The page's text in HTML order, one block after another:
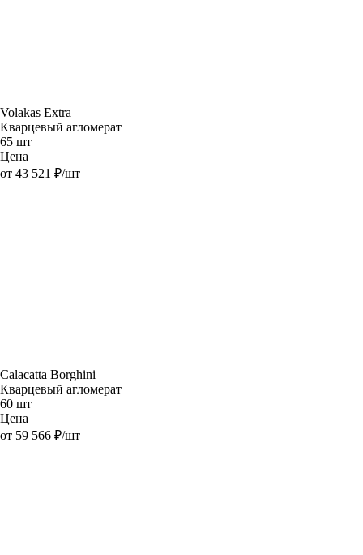
Volakas Extra
Кварцевый агломерат
65 шт
Цена
от 43 521 ₽/шт
Calacatta Borghini
Кварцевый агломерат
60 шт
Цена
от 59 566 ₽/шт